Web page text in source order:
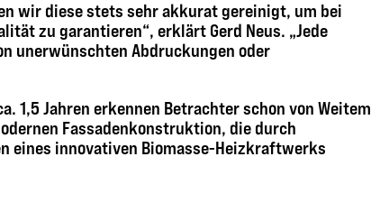
wir diese stets sehr akkurat gereinigt, um bei
zu garantieren“, erklärt Gerd Neus. „Jede
unerwünschten Abdruckungen oder
1,5 Jahren erkennen Betrachter schon von Weitem
Fassadenkonstruktion, die durch
eines innovativen Biomasse-Heizkraftwerks